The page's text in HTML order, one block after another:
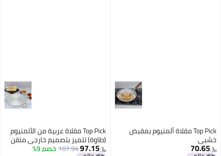
Top Pick مقلاة ألمنيوم بمقبض
خشبي
﷼‏70.65
Top Pick مقلاة عربية من الألمنيوم
(طاوة) تتميز بتصميم خارجي متقن
﷼‏97.15
107.94خصم 9%